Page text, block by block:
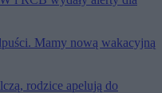
Mamy nową wakacyjną
rodzice apelują do